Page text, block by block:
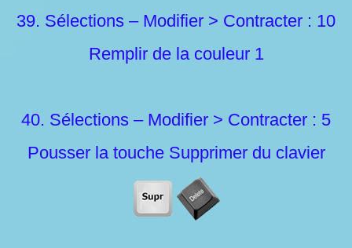
39. Sélections – Modifier > Contracter : 10
Remplir de la couleur 1
40. Sélections – Modifier > Contracter : 5
Pousser la touche Supprimer du clavier